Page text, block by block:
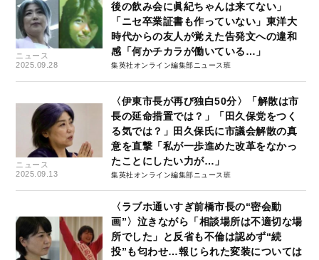
ニュース
2025.09.28
後の飲み会に眞紀ちゃんは来てない」
「ニセ卒業証書も作っていない」東洋大
時代からの友人が覚えた告発文への違和
感「何かチカラが働いている…」
集英社オンライン編集部ニュース班
ニュース
2025.09.13
〈伊東市長が再び独白50分〉「解散は市
長の延命措置では？」「田久保党をつく
る気では？」田久保氏に市議会解散の真
意を直撃「私が一歩進めた改革をなかっ
たことにしたい力が…」
集英社オンライン編集部ニュース班
〈ラブホ通いすぎ前橋市長の“密会動
画”〉泣きながら「相談場所は不適切な場
所でした」と反省も不倫は認めず“続
投”も匂わせ…報じられた変装については